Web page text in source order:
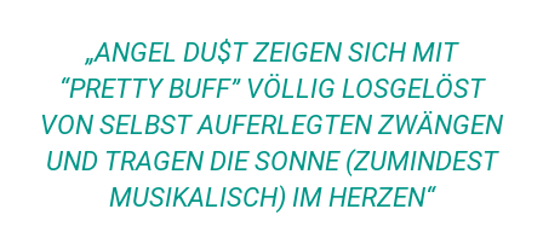
„ANGEL DU$T ZEIGEN SICH MIT
“PRETTY BUFF” VÖLLIG LOSGELÖST
VON SELBST AUFERLEGTEN ZWÄNGEN
UND TRAGEN DIE SONNE (ZUMINDEST
MUSIKALISCH) IM HERZEN“